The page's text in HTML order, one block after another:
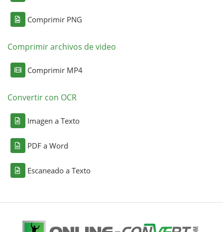
Comprimir PNG
Comprimir archivos de video
Comprimir MP4
Convertir con OCR
Imagen a Texto
PDF a Word
Escaneado a Texto